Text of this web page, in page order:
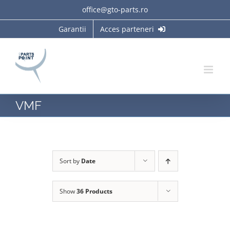
to
office@gto-parts.ro
Garantii
Acces parteneri
VMF
Sort by Date
Show36 Products